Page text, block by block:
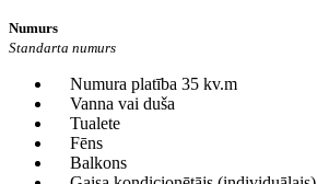
Numurs
Standarta numurs
Numura platība 35 kv.m
Vanna vai duša
Tualete
Fēns
Balkons